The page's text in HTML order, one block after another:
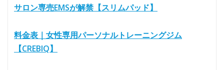
サロン専売EMSが解禁【スリムパッド】
料金表｜女性専用パーソナルトレーニングジム
【CREBIQ】